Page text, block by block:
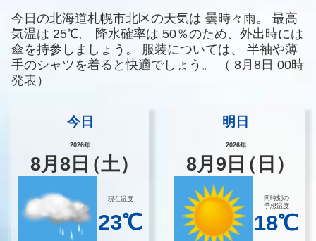
今日の北海道札幌市北区の天気は 曇時々雨。
最高
気温は 25℃。 降水確率は 50％のため、外出時には
傘を持参しましょう。
服装については、
半袖や薄
手のシャツを着ると快適でしょう。
（ 8月8日 00時
発表）
今日
2026年
8月8 日（土）
現在温度
23℃
明日
2026年
8月 9 日（日）
同時刻の
予想温度
18℃